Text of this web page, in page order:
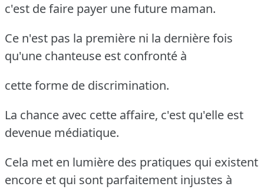
c'est de faire payer une future maman.
Ce n'est pas la première ni la dernière fois
qu'une chanteuse est confronté à
cette forme de discrimination.
La chance avec cette affaire, c'est qu'elle est
devenue médiatique.
Cela met en lumière des pratiques qui existent
encore et qui sont parfaitement injustes à